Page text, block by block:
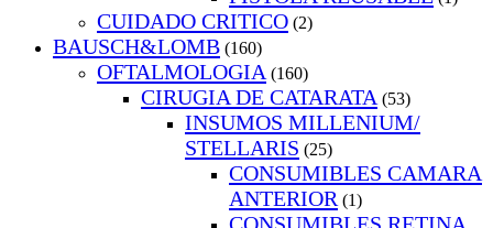
CUIDADO CRITICO (2)
BAUSCH&LOMB (160)
OFTALMOLOGIA (160)
CIRUGIA DE CATARATA (53)
INSUMOS MILLENIUM/
STELLARIS (25)
CONSUMIBLES CAMARA
ANTERIOR (1)